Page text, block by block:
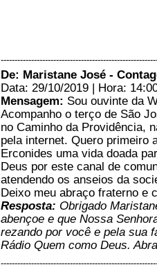
De: Maristane José -
Data: 29/10/2019 | Hora:
Mensagem: Sou ouvinte da
Acompanho o terço de São
no Caminho da Providência,
pela internet. Quero primeiro
Erconides uma vida doada
Deus por este canal de
atendendo os anseios da
Deixo meu abraço fraterno e
Resposta: Obrigado
abençoe e que Nossa
rezando por você e pela sua
Rádio Quem como Deus.